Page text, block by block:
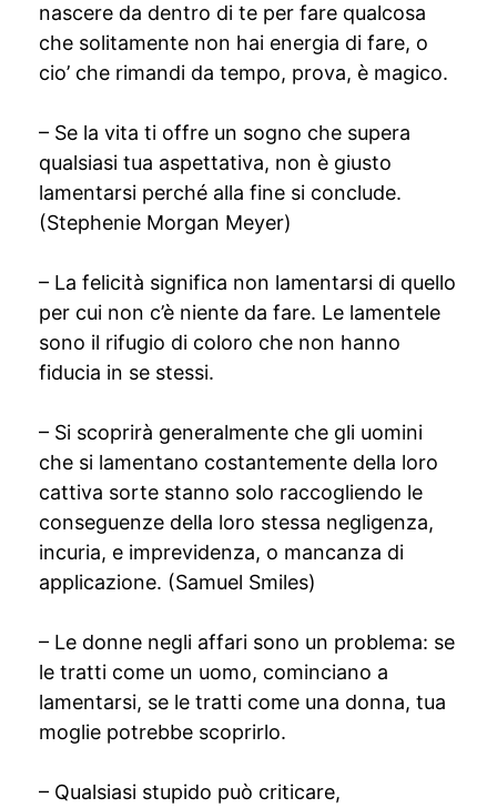
nascere da dentro di te per fare qualcosa
che solitamente non hai energia di fare, o
cio’ che rimandi da tempo, prova, è magico.
– Se la vita ti offre un sogno che supera
qualsiasi tua aspettativa, non è giusto
lamentarsi perché alla fine si conclude.
(Stephenie Morgan Meyer)
– La felicità significa non lamentarsi di quello
per cui non c’è niente da fare. Le lamentele
sono il rifugio di coloro che non hanno
fiducia in se stessi.
– Si scoprirà generalmente che gli uomini
che si lamentano costantemente della loro
cattiva sorte stanno solo raccogliendo le
conseguenze della loro stessa negligenza,
incuria, e imprevidenza, o mancanza di
applicazione. (Samuel Smiles)
– Le donne negli affari sono un problema: se
le tratti come un uomo, cominciano a
lamentarsi, se le tratti come una donna, tua
moglie potrebbe scoprirlo.
– Qualsiasi stupido può criticare,